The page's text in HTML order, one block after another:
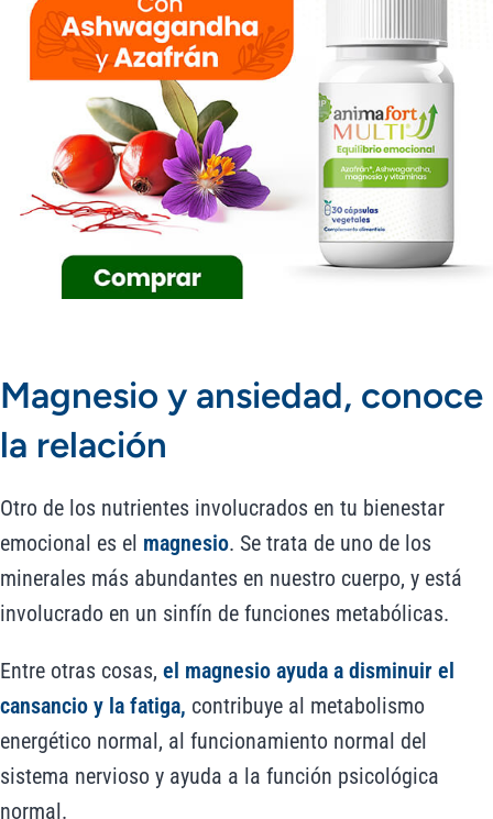
Magnesio y ansiedad, conoce
la relación
Otro de los nutrientes involucrados en tu bienestar
emocional es el magnesio. Se trata de uno de los
minerales más abundantes en nuestro cuerpo, y está
involucrado en un sinfín de funciones metabólicas.
Entre otras cosas, el magnesio ayuda a disminuir el
cansancio y la fatiga, contribuye al metabolismo
energético normal, al funcionamiento normal del
sistema nervioso y ayuda a la función psicológica
normal.